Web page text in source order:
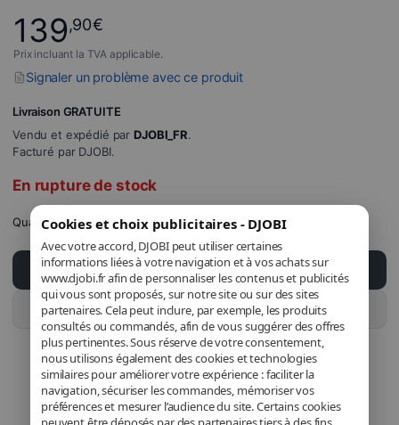
Cookies et choix publicitaires - DJOBI
Avec votre accord, DJOBI peut utiliser certaines
informations liées à votre navigation et à vos achats sur
www.djobi.fr afin de personnaliser les contenus et publicités
qui vous sont proposés, sur notre site ou sur des sites
partenaires. Cela peut inclure, par exemple, les produits
consultés ou commandés, afin de vous suggérer des offres
plus pertinentes. Sous réserve de votre consentement,
nous utilisons également des cookies et technologies
similaires pour améliorer votre expérience : faciliter la
navigation, sécuriser les commandes, mémoriser vos
préférences et mesurer l’audience du site. Certains cookies
139,90€
Prix incluant la TVA applicable.
Signaler un problème avec ce produit
Livraison GRATUITE
Vendu et expédié parDJOBI_FR.
Facturé par DJOBI.
En rupture de stock
Quantité
Ajouter au panier
Acheter ce produit